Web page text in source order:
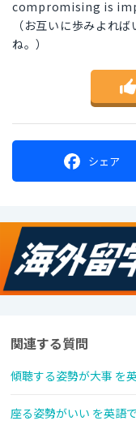
compromising is
（お互いに歩みよれ
ね。）
シェア
関連する質問
傾聴する姿勢が大事 を
座る姿勢がいい を英語